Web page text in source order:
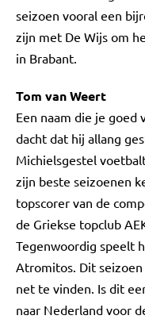
seizoen vooral een
zijn met De Wijs om
in Brabant.
Tom van Weert
Een naam die je goed
dacht dat hij allang
Michielsgestel
zijn beste seizoenen
topscorer van de
de Griekse topclub
Tegenwoordig speelt
Atromitos. Dit
net te vinden. Is dit
naar Nederland voor